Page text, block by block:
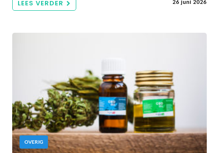
LEES VERDER 26 juni 2026
OVERIG